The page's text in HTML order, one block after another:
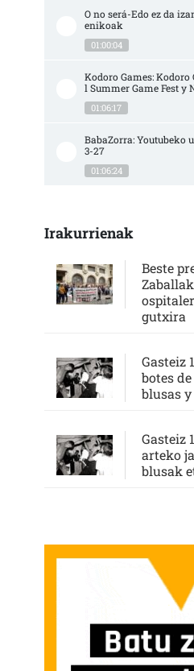
O no será-Edo ez da
enikoak
01:00:04
Kodoro Games: Kodoro
l Summer Game Fest y
01:06:17
BabaZorra: Youtubeko
3-27
01:06:24
Irakurrienak
Beste
gutxira
Gasteiz
botes
blusas
Gasteiz
arteko
blusak